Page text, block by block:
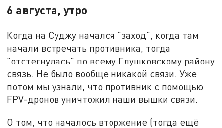
6 августа, утро
Когда на Суджу начался "заход", когда там
начали встречать противника, тогда
"отстегнулась" по всему Глушковскому району
связь. Не было вообще никакой связи. Уже
потом мы узнали, что противник с помощью
FPV-дронов уничтожил наши вышки связи.
О том, что началось вторжение (тогда ещё